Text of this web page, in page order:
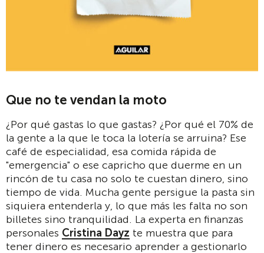
Que no te vendan la moto
¿Por qué gastas lo que gastas? ¿Por qué el 70% de
la gente a la que le toca la lotería se arruina? Ese
café de especialidad, esa comida rápida de
"emergencia" o ese capricho que duerme en un
rincón de tu casa no solo te cuestan dinero, sino
tiempo de vida. Mucha gente persigue la pasta sin
siquiera entenderla y, lo que más les falta no son
billetes sino tranquilidad. La experta en finanzas
personales Cristina Dayz te muestra que para
tener dinero es necesario aprender a gestionarlo